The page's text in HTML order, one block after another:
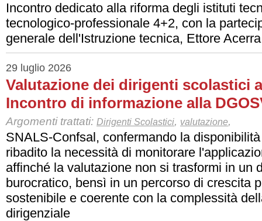
Incontro dedicato alla riforma degli istituti
tecnologico-professionale 4+2, con la
generale dell'Istruzione tecnica, Ettore Acerra
29 luglio 2026
Valutazione dei dirigenti scolastici
Incontro di informazione alla
Argomenti trattati: Dirigenti Scolastici, valutazione,
SNALS-Confsal, confermando la
ribadito la necessità di monitorare
affinché la valutazione non si trasformi in un
burocratico, bensì in un percorso di crescita
sostenibile e coerente con la complessità
dirigenziale